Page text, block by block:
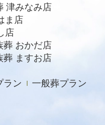
津みなみ店
ま店
店
葬 おかだ店
葬 ますお店
ラン
一般葬プラン